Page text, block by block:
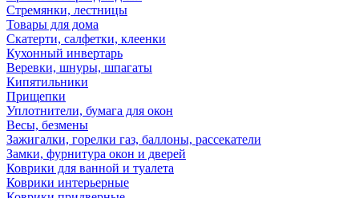
Стремянки, лестницы
Товары для дома
Скатерти, салфетки, клеенки
Кухонный инвертарь
Веревки, шнуры, шпагаты
Кипятильники
Прищепки
Уплотнители, бумага для окон
Весы, безмены
Зажигалки, горелки газ, баллоны, рассекатели
Замки, фурнитура окон и дверей
Коврики для ванной и туалета
Коврики интерьерные